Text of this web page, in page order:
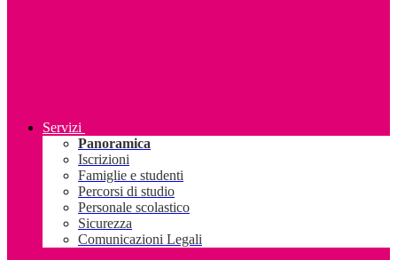
Servizi
Panoramica
Iscrizioni
Famiglie e studenti
Percorsi di studio
Personale scolastico
Sicurezza
Comunicazioni Legali